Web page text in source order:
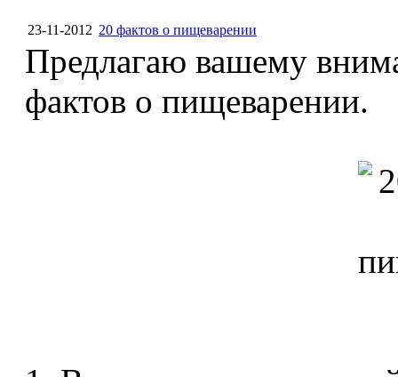
23-11-2012 20 фактов о пищеварении
Предлагаю вашему
фактов о пищеварении.